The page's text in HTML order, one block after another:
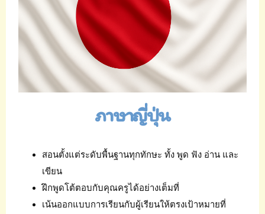
ภาษาญี่ปุ่น
สอนตั้งแต่ระดับพื้นฐานทุกทักษะ ทั้ง พูด ฟัง อ่าน และ
เขียน
ฝึกพูดโต้ตอบกับคุณครูได้อย่างเต็มที่
เน้นออกแบบการเรียนกับผู้เรียนให้ตรงเป้าหมายที่